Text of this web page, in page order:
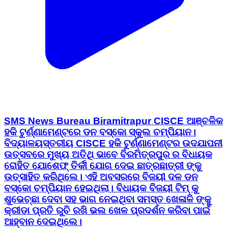
SMS News Bureau Biramitrapur CISCE ଆଞ୍ଚଳିକ
ହକି ଟୁର୍ଣ୍ଣାମେଣ୍ଟରେ ଡନ ବସ୍କୋ ସ୍କୁଲ ଚମ୍ପିୟାନ।
ବିଦ୍ୟାଳୟସ୍ତରୀୟ CISCE ହକି ଟୁର୍ଣ୍ଣାମେଣ୍ଟର ଉଦଯାପନୀ
ଉତ୍ସବରେ ମୁଖ୍ୟ ଅତିଥି ଭାବେ ବିରମିତ୍ରପୁର ର ବିଧାୟକ
ରୋହିତ ଯୋଶେଫ୍ ତିର୍କୀ ଯୋଗ ଦେଇ ଛାତ୍ରଛାତ୍ରୀ ଙ୍କୁ
ଉତ୍ସାହିତ କରିଥିଲେ। ଏହି ଅବସରରେ ବିଜୟୀ ଦଳ ଡନ
ବସ୍କୋ ଚମ୍ପିୟାନ ହେଇଥିଲା। ବିଧାୟକ ବିଜୟୀ ଟିମ୍ କୁ
ଶୁଭେଚ୍ଛା ଦେବା ସହ ଭାଗ ନେଇଥିବା ସମସ୍ତ ଖେଳାଳି ଙ୍କୁ
କ୍ରୀଡା ପ୍ରତି ରୁଚି ରଖି ଭଲ ଖେଳ ପ୍ରଦର୍ଶନ କରିବା ପାଇଁ
ଆହ୍ବାନ ଦେଇଥିଲେ।